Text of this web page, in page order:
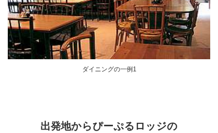
ダイニングの一例1
出発地からぴーぷるロッジの